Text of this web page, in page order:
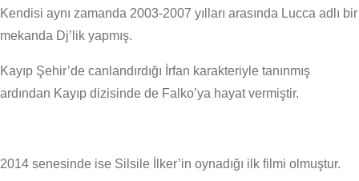
Kendisi aynı zamanda 2003-2007 yılları arasında Lucca adlı bir
mekanda Dj’lik yapmış.
Kayıp Şehir’de canlandırdığı İrfan karakteriyle tanınmış
ardından Kayıp dizisinde de Falko’ya hayat vermiştir.
2014 senesinde ise Silsile İlker’in oynadığı ilk filmi olmuştur.